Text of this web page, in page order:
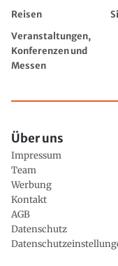
Reisen
Veranstaltungen,
Konferenzen und
Messen
Über uns
Impressum
Team
Werbung
Kontakt
AGB
Datenschutz